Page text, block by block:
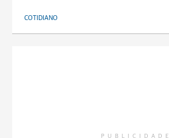
COTIDIANO
PUBLICIDADE